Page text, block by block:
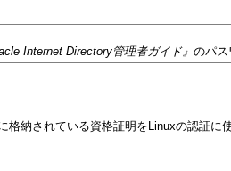
Internet Directory管理者ガイド』 のパス
納されている資格証明をLinuxの認証